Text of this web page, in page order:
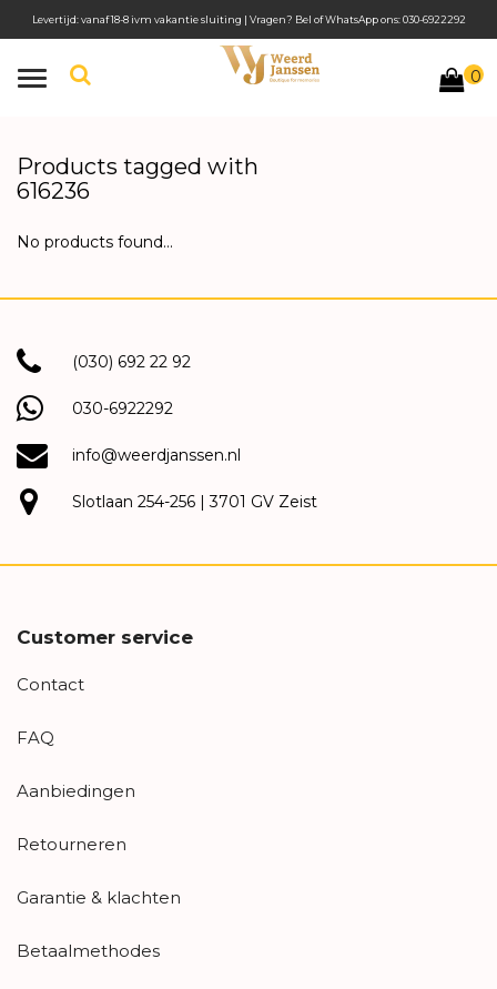
Toggle
0
Levertijd: vanaf 18-8 ivm vakantie sluiting | Vragen? Bel of WhatsApp ons: 030-6922292
Products tagged with
616236
No products found...
(030) 692 22 92
030-6922292
info@weerdjanssen.nl
Slotlaan 254-256 | 3701 GV Zeist
Customer service
Contact
FAQ
Aanbiedingen
Retourneren
Garantie & klachten
Betaalmethodes